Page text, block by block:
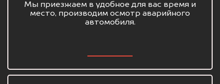
Мы приезжаем в удобное для вас время и
место, производим осмотр аварийного
автомобиля.